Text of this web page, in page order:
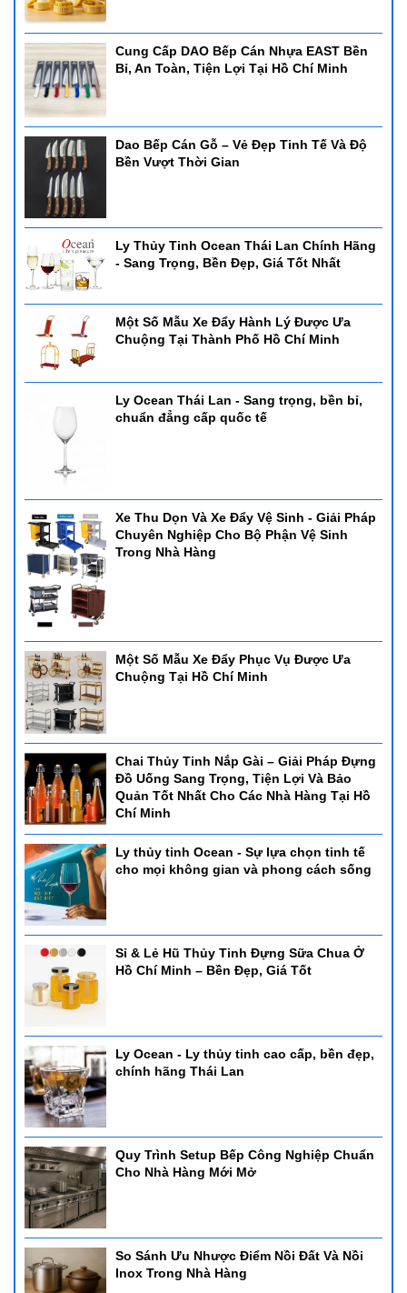
Cung Cấp DAO Bếp Cán Nhựa EAST Bền
Bỉ, An Toàn, Tiện Lợi Tại Hồ Chí Minh
Dao Bếp Cán Gỗ – Vẻ Đẹp Tinh Tế Và Độ
Bền Vượt Thời Gian
Ly Thủy Tinh Ocean Thái Lan Chính Hãng
- Sang Trọng, Bền Đẹp, Giá Tốt Nhất
Một Số Mẫu Xe Đẩy Hành Lý Được Ưa
Chuộng Tại Thành Phố Hồ Chí Minh
Ly Ocean Thái Lan - Sang trọng, bền bỉ,
chuẩn đẳng cấp quốc tế
Xe Thu Dọn Và Xe Đẩy Vệ Sinh - Giải Pháp
Chuyên Nghiệp Cho Bộ Phận Vệ Sinh
Trong Nhà Hàng
Một Số Mẫu Xe Đẩy Phục Vụ Được Ưa
Chuộng Tại Hồ Chí Minh
Chai Thủy Tinh Nắp Gài – Giải Pháp Đựng
Đồ Uống Sang Trọng, Tiện Lợi Và Bảo
Quản Tốt Nhất Cho Các Nhà Hàng Tại Hồ
Chí Minh
Ly thủy tinh Ocean - Sự lựa chọn tinh tế
cho mọi không gian và phong cách sống
Sỉ & Lẻ Hũ Thủy Tinh Đựng Sữa Chua Ở
Hồ Chí Minh – Bền Đẹp, Giá Tốt
Ly Ocean - Ly thủy tinh cao cấp, bền đẹp,
chính hãng Thái Lan
Quy Trình Setup Bếp Công Nghiệp Chuẩn
Cho Nhà Hàng Mới Mở
So Sánh Ưu Nhược Điểm Nồi Đất Và Nồi
Inox Trong Nhà Hàng